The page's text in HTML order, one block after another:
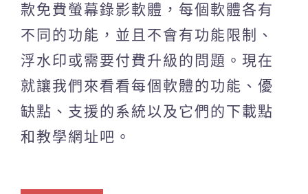
款免費螢幕錄影軟體，每個軟體各有
不同的功能，並且不會有功能限制、
浮水印或需要付費升級的問題。現在
就讓我們來看看每個軟體的功能、優
缺點、支援的系統以及它們的下載點
和教學網址吧。